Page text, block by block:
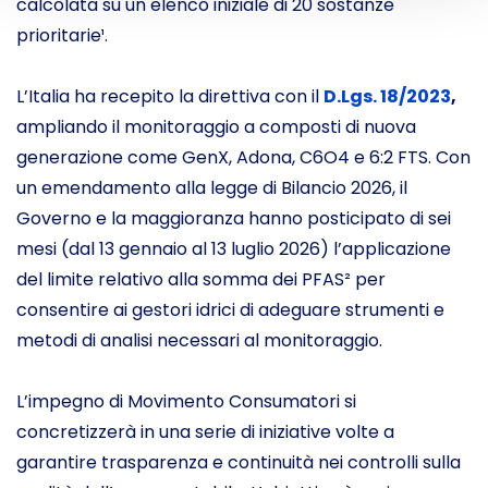
calcolata su un elenco iniziale di 20 sostanze
prioritarie¹.
L’Italia ha recepito la direttiva con il D.Lgs. 18/2023,
ampliando il monitoraggio a composti di nuova
generazione come GenX, Adona, C6O4 e 6:2 FTS. Con
un emendamento alla legge di Bilancio 2026, il
Governo e la maggioranza hanno posticipato di sei
mesi (dal 13 gennaio al 13 luglio 2026) l’applicazione
del limite relativo alla somma dei PFAS² per
consentire ai gestori idrici di adeguare strumenti e
metodi di analisi necessari al monitoraggio.
L’impegno di Movimento Consumatori si
concretizzerà in una serie di iniziative volte a
garantire trasparenza e continuità nei controlli sulla